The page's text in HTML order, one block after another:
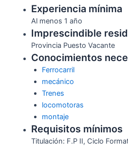
Experiencia mínima
Al menos 1 año
Imprescindible
Provincia Puesto Vacante
Conocimientos
Ferrocarril
mecánico
Trenes
locomotoras
montaje
Requisitos mínimos
Titulación: F.P II, Ciclo